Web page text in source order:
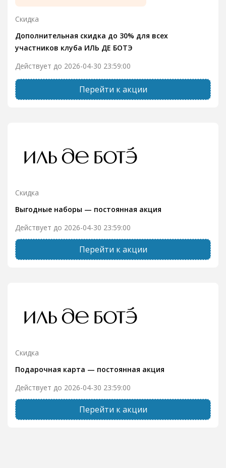
Скидка
Дополнительная скидка до 30% для всех
участников клуба ИЛЬ ДЕ БОТЭ
Действует до 2026-04-30 23:59:00
Перейти к акции
Скидка
Выгодные наборы — постоянная акция
Действует до 2026-04-30 23:59:00
Перейти к акции
Скидка
Подарочная карта — постоянная акция
Действует до 2026-04-30 23:59:00
Перейти к акции